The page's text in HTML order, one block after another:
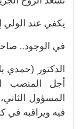
يكفي عند
في الوجود..
الدكتور (حمدي
أجل المنصب
المسؤول
فيه ويراقبه في